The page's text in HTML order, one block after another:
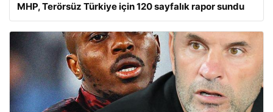
MHP, Terörsüz Türkiye için 120 sayfalık rapor sundu